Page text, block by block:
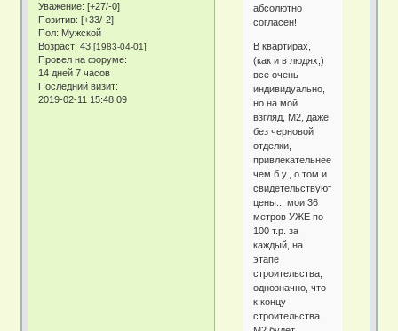
Уважение: [+27/-0]
Позитив: [+33/-2]
Пол: Мужской
Возраст: 43[1983-04-01]
Провел на форуме:
14 дней 7 часов
Последний визит:
2019-02-11 15:48:09
абсолютно
согласен!
В квартирах,
(как и в людях;)
все очень
индивидуально,
но на мой
взгляд, М2, даже
без черновой
отделки,
привлекательнее
чем б.у., о том и
свидетельствуют
цены... мои 36
метров УЖЕ по
100 т.р. за
каждый, на
этапе
строительства,
однозначно, что
к концу
строительства